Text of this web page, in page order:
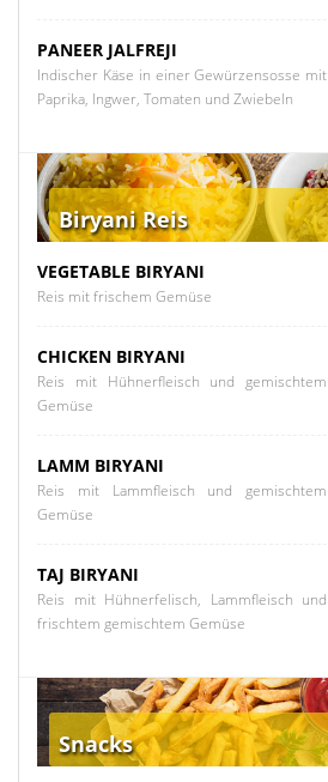
PANEER JALFREJI
Indischer Käse in einer Gewürzensosse mit
Paprika, Ingwer, Tomaten und Zwiebeln
Biryani Reis
VEGETABLE BIRYANI
Reis mit frischem Gemüse
CHICKEN BIRYANI
Reis mit Hühnerfleisch und gemischtem
Gemüse
LAMM BIRYANI
Reis mit Lammfleisch und gemischtem
Gemüse
TAJ BIRYANI
Reis mit Hühnerfelisch, Lammfleisch und
frischtem gemischtem Gemüse
Snacks